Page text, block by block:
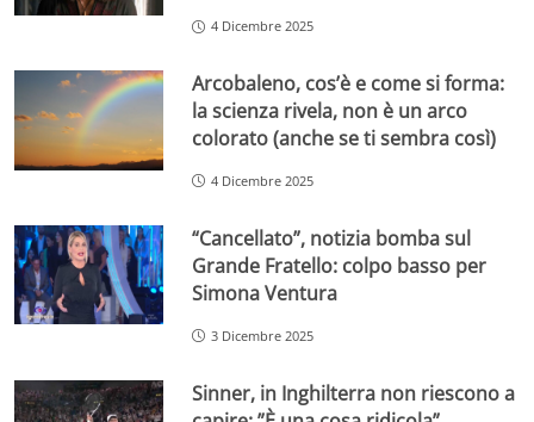
4 Dicembre 2025
Arcobaleno, cos’è e come si forma:
la scienza rivela, non è un arco
colorato (anche se ti sembra così)
4 Dicembre 2025
“Cancellato”, notizia bomba sul
Grande Fratello: colpo basso per
Simona Ventura
3 Dicembre 2025
Sinner, in Inghilterra non riescono a